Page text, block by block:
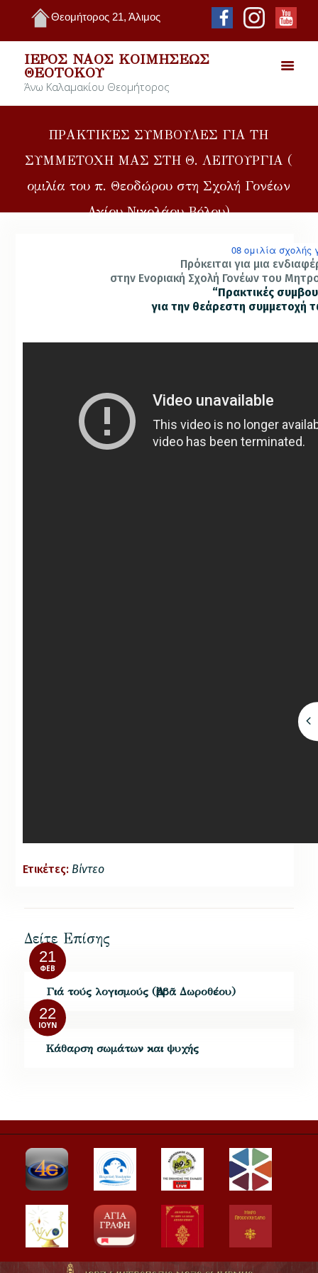
Θεομήτορος 21, Άλιμος
ΙΕΡΌΣ ΝΑΌΣ ΚΟΙΜΉΣΕΩΣ
ΘΕΟΤΌΚΟΥ
Άνω Καλαμακίου Θεομήτορος
ΠΡΑΚΤΙΚΈΣ ΣΥΜΒΟΥΛΕΣ ΓΙΑ ΤΗ
ΣΥΜΜΕΤΟΧΗ ΜΑΣ ΣΤΗ Θ. ΛΕΙΤΟΥΡΓΙΑ (
ομιλία του π. Θεοδώρου στη Σχολή Γονέων
Αγίου Νικολάου Βόλου)
08 ομιλία σχολής
Πρόκειται για μια
στην Ενοριακή Σχολή Γονέων του
“Πρακτικές
για την θεάρεστη συμμετοχή
Ετικέτες: Βίντεο
Δείτε Επίσης
21
ΦΕΒ
Γιά τούς λογισμούς (Ἀββᾶ Δωροθέου)
22
ΙΟΎΝ
Κάθαρση σωμάτων και ψυχής